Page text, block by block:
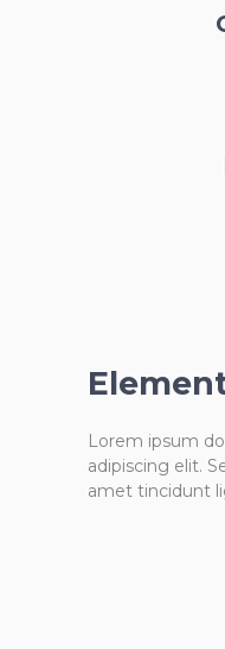
Lorem ipsum
adipiscing elit.
amet tincidunt